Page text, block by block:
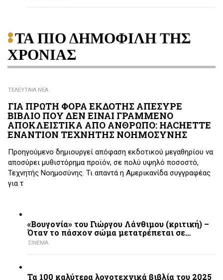
ΤΑ ΠΙΟ ΔΗΜΟΦΙΛΗ ΤΗΣ
ΧΡΟΝΙΑΣ
ΤΕΛΕΥΤΑΙΑ ΝΕΑ
ΓΙΑ ΠΡΩΤΗ ΦΟΡΑ ΕΚΔΟΤΗΣ ΑΠΕΣΥΡΕ
ΒΙΒΛΙΟ ΠΟΥ ΔΕΝ ΕΙΝΑΙ ΓΡΑΜΜΕΝΟ
ΑΠΟΚΛΕΙΣΤΙΚΑ ΑΠΟ ΑΝΘΡΩΠΟ: HACHETTE
ΕΝΑΝΤΙΟΝ ΤΕΧΝΗΤΗΣ ΝΟΗΜΟΣΥΝΗΣ
Προηγούμενο δημιουργεί απόφαση εκδοτικού μεγαθηρίου να
αποσύρει μυθιστόρημα προϊόν, σε πολύ υψηλό ποσοστό,
Τεχνητής Νοημοσύνης. Τι απαντά η Αμερικανίδα συγγραφέας
για τ
«Βουγονία» του Γιώργου Λάνθιμου (κριτική) –
Όταν το πάσχον σώμα μετατρέπεται σε…
ΣΙΝΕΜΑ
Τα 100 καλύτερα λογοτεχνικά βιβλία του 2025